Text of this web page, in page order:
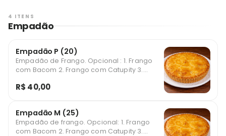
4 ITENS
Empadão
Empadão P (20)
Empadão de Frango. Opcional : 1. Frango
com Bacom 2. Frango com Catupity 3.
Imagem ilustrativa
R$ 40,00
Empadão M (25)
Empadão de frango. Opcional: 1. Frango
com Bacom 2. Frango com Catupity 3.